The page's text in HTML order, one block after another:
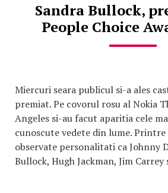
Sandra Bullock,
People Choice
Miercuri seara publicul si-a ales
premiat. Pe covorul rosu al Nokia
Angeles si-au facut aparitia cele
cunoscute vedete din lume.
observate personalitati ca Johnny
Bullock, Hugh Jackman, Jim Carrey